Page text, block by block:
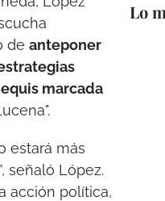
de anteponer
equis marcada
estará más
señaló López.
acción política,
Lo